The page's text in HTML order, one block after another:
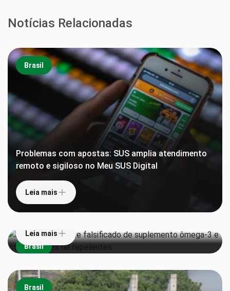
Notícias Relacionadas
Brasil
Problemas com apostas: SUS amplia atendimento
remoto e sigiloso no Meu SUS Digital
Leia mais
Brasil
Anvisa proíbe lote falsificado de suplemento
ômega-3 e interdita lotes de repelentes
Leia mais
Brasil